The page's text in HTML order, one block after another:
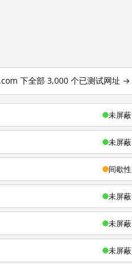
下全部 3,000 个已测试网址 →
未屏蔽
未屏蔽
间歇性
未屏蔽
未屏蔽
未屏蔽